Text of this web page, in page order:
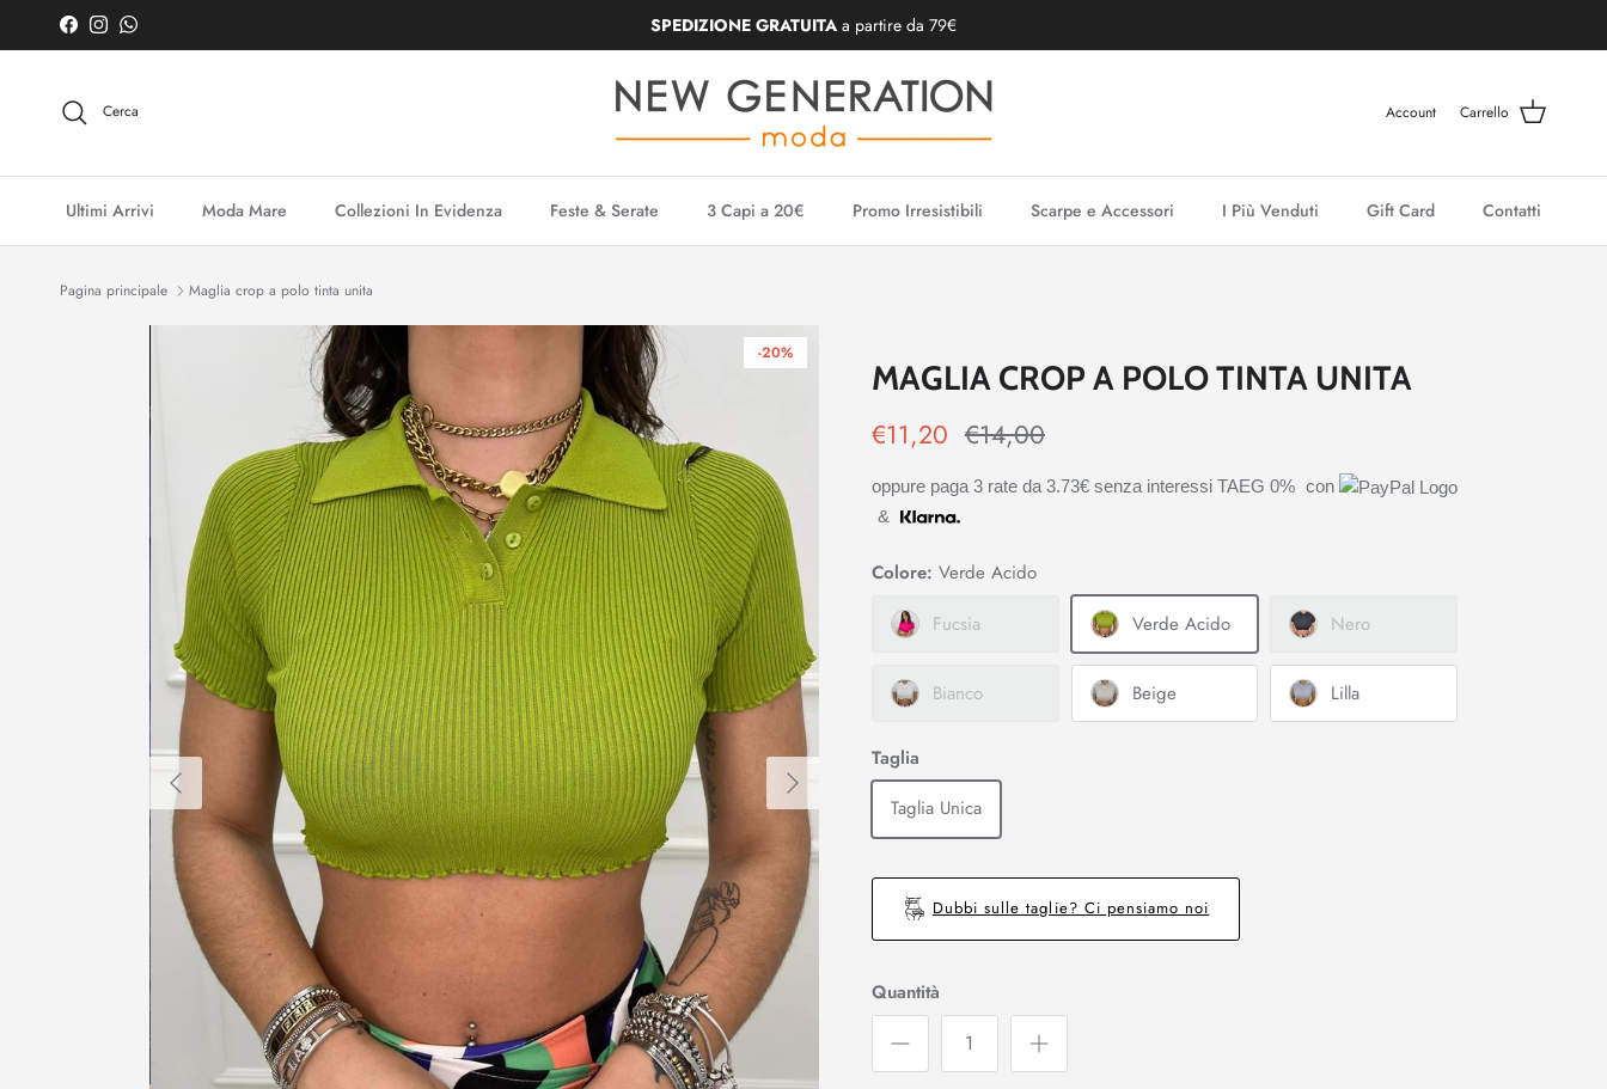
Passa ai contenuti
Facebook
InstagramWhatsApp SPEDIZIONE GRATUITA a partire da 79€
Cerca Account Carrello
Ultimi Arrivi Moda Mare Collezioni In Evidenza Feste & Serate 3 Capi a 20€ Promo Irresistibili Scarpe e Accessori I Più Venduti Gift Card Contatti
Pagina principale Maglia crop a polo tinta unita
Indietro Avanti
-20%
MAGLIA CROP A POLO TINTA UNITA
€11,20 €14,00
oppure paga 3 rate da 3.73€senza interessi TAEG 0% con
&
Colore: Verde Acido
Fucsia
Verde Acido Nero
Bianco Beige Lilla
Taglia
Taglia Unica
Dubbi sulle taglie? Ci pensiamo noi
Quantità